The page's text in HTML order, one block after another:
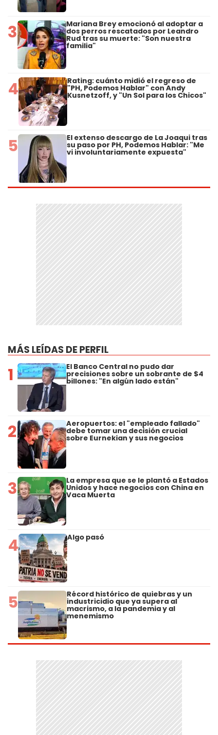
3 Mariana Brey emocionó al adoptar a
dos perros rescatados por Leandro
Rud tras su muerte: "Son nuestra
familia"
4 Rating: cuánto midió el regreso de
"PH, Podemos Hablar" con Andy
Kusnetzoff, y "Un Sol para los Chicos"
5 El extenso descargo de La Joaqui tras
su paso por PH, Podemos Hablar: "Me
vi involuntariamente expuesta"
MÁS LEÍDAS DE PERFIL
1 El Banco Central no pudo dar
precisiones sobre un sobrante de $4
billones: "En algún lado están"
2 Aeropuertos: el "empleado fallado"
debe tomar una decisión crucial
sobre Eurnekian y sus negocios
3 La empresa que se le plantó a Estados
Unidos y hace negocios con China en
Vaca Muerta
4 Algo pasó
5 Récord histórico de quiebras y un
industricidio que ya supera al
macrismo, a la pandemia y al
menemismo